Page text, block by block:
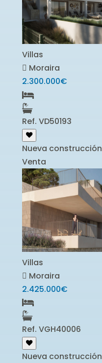
Villas
Moraira
2.300.000€
Ref. VD50193
Nueva construcción
Venta
Villas
Moraira
2.425.000€
Ref. VGH40006
Nueva construcción